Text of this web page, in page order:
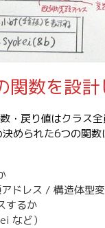
数を設計
・戻り値はクラス全
められた6つの関数
ドレス / 構造体型
するか
など）